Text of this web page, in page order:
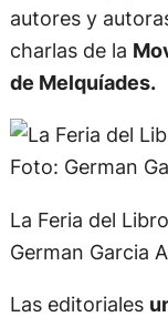
autores y
charlas de la
de Melquíades.
La Feria del
German Garcia
Las editoriales